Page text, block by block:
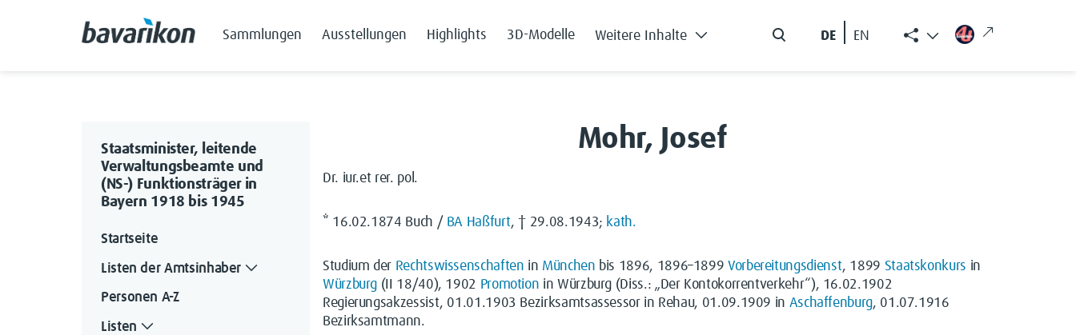
Sammlungen Ausstellungen Highlights 3D-Modelle Weitere Inhalte DE EN
Mohr, Josef
Dr. iur.et rer. pol.
* 16.02.1874 Buch / BA Haßfurt, † 29.08.1943; kath.
Studium der Rechtswissenschaften in München bis 1896, 1896–1899 Vorbereitungsdienst, 1899 Staatskonkurs in
Würzburg (II 18/40), 1902 Promotion in Würzburg (Diss.: „Der Kontokorrentverkehr“), 16.02.1902
Regierungsakzessist, 01.01.1903 Bezirksamtsassessor in Rehau, 01.09.1909 in Aschaffenburg, 01.07.1916
Bezirksamtmann.
Staatsminister, leitende
Verwaltungsbeamte und
(NS-) Funktionsträger in
Bayern 1918 bis 1945
Startseite
Listen der Amtsinhaber
Personen A-Z
Listen